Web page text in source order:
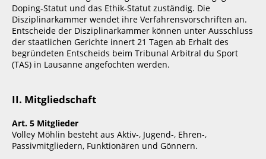
Doping-Statut und das Ethik-Statut zuständig. Die
Disziplinarkammer wendet ihre Verfahrensvorschriften an.
Entscheide der Disziplinarkammer können unter Ausschluss
der staatlichen Gerichte innert 21 Tagen ab Erhalt des
begründeten Entscheids beim Tribunal Arbitral du Sport
(TAS) in Lausanne angefochten werden.
II. Mitgliedschaft
Art. 5 Mitglieder
Volley Möhlin besteht aus Aktiv-, Jugend-, Ehren-,
Passivmitgliedern, Funktionären und Gönnern.